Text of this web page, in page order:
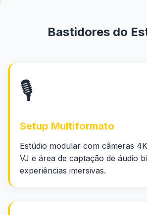
Bastidores do
🎙️
Setup Multiformato
Estúdio modular com câmeras
VJ e área de captação de áudio
experiências imersivas.